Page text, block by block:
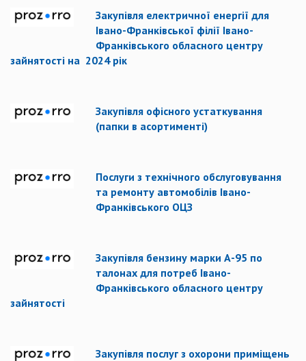
Закупівля електричної енергії для
Івано-Франківської філії Івано-
Франківського обласного центру
зайнятості на 2024 рік
Закупівля офісного устаткування
(папки в асортименті)
Послуги з технічного обслуговування
та ремонту автомобілів Івано-
Франківського ОЦЗ
Закупівля бензину марки А-95 по
талонах для потреб Івано-
Франківського обласного центру
зайнятості
Закупівля послуг з охорони приміщень